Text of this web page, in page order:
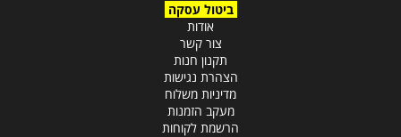
ביטול עסקה
אודות
צור קשר
תקנון חנות
הצהרת נגישות
מדיניות משלוח
מעקב הזמנות
הרשמת לקוחות